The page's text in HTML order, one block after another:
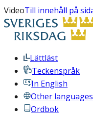
VideoTill innehåll på
Lättläst
Teckenspråk
In English
Other languages
Ordbok